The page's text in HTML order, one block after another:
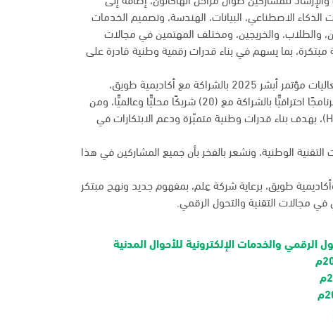
الاصطناعي، البيانات، الهندسة، وتصميم الخدمات
والطلاب، والخريجين، ومختلف المهتمين في مجالات
مبتكرة، بما يسهم في بناء قدرات رقمية وطنية قادرة على
وأشار إلى أن الهاكاثون، يمثّل أبرز مسارات مبادرة "أبشر طويق" ضمن فعاليات مؤتمر أبشر 2025 بالشراكة مع أكاديمية طويق،
العديد من الفرص من خلال (7) مسارات تقنيّة، تتضمّن أكثر من (250) برنامجًا احترافيًّا بالشراكة مع (20) شريكًا محليًّا وعالميًّا، ومن
أبرز الشركاء العالميّين: (NVIDIA) و(Meta) و(Google Cloud) و(Huawei)، بهدف بناء قدرات وطنية متميّزة ودعم الابتكارات في
التقنية الوطنية، ونشعر بالفخر بأن جميع المشاركين في هذا
الداخلية وأكاديمية طويق، برعاية شركة عِلم، بمفهوم جديد ونهج مبتكر
مجالات التقنية والتحول الرقمي.
والخدمات الإلكترونية للأحوال المدنية